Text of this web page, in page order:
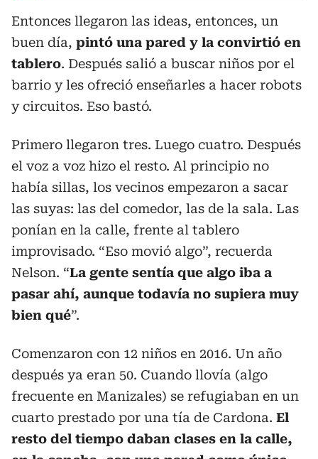
Entonces llegaron las ideas, entonces, un
buen día, pintó una pared y la convirtió en
tablero. Después salió a buscar niños por el
barrio y les ofreció enseñarles a hacer robots
y circuitos. Eso bastó.
Primero llegaron tres. Luego cuatro. Después
el voz a voz hizo el resto. Al principio no
había sillas, los vecinos empezaron a sacar
las suyas: las del comedor, las de la sala. Las
ponían en la calle, frente al tablero
improvisado. “Eso movió algo”, recuerda
Nelson. “La gente sentía que algo iba a
pasar ahí, aunque todavía no supiera muy
bien qué”.
Comenzaron con 12 niños en 2016. Un año
después ya eran 50. Cuando llovía (algo
frecuente en Manizales) se refugiaban en un
cuarto prestado por una tía de Cardona. El
resto del tiempo daban clases en la calle,